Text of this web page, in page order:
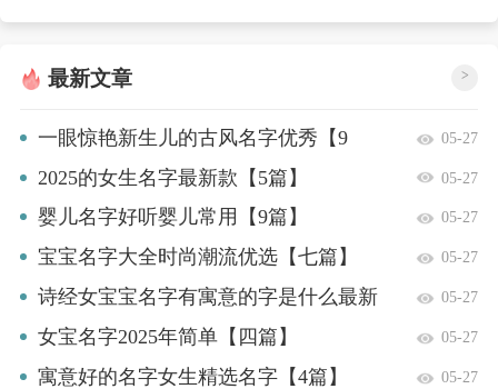
最新文章 >
一眼惊艳新生儿的古风名字优秀【9
篇】
05-27
2025的女生名字最新款【5篇】 05-27
婴儿名字好听婴儿常用【9篇】 05-27
宝宝名字大全时尚潮流优选【七篇】 05-27
诗经女宝宝名字有寓意的字是什么最新
款【4篇】
05-27
女宝名字2025年简单【四篇】 05-27
寓意好的名字女生精选名字【4篇】 05-27